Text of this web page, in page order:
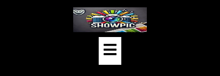
Open
Button